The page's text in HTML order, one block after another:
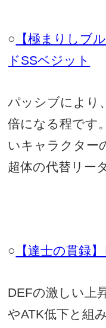
○
【極まりしブ
ドSSベジット
パッシブにより
倍になる程です
いキャラクター
超体の代替リー
○ 【達士の貫録
DEFの激しい上
やATK低下と組